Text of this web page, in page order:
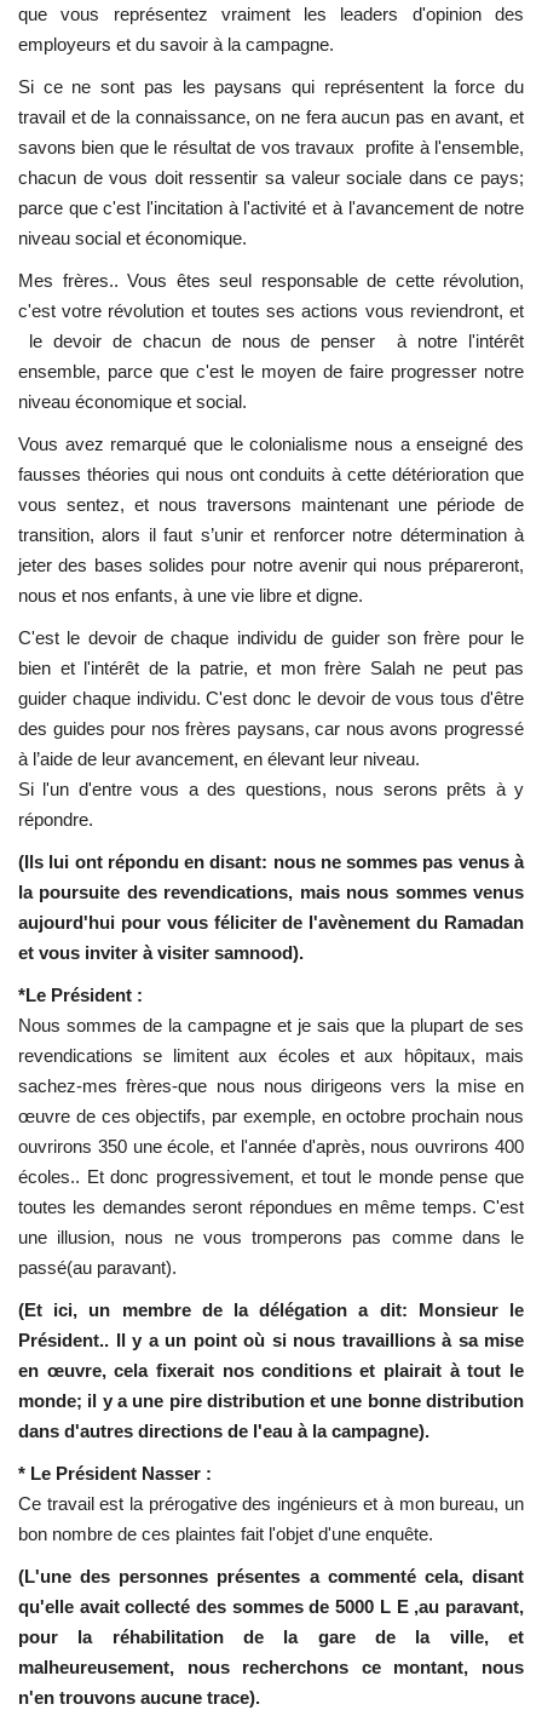
Le citoyen mondial
Documents
L'exposition
Références
Gallery
Nos Partenaires
opportunités
Language
English Swahili español
que vous représentez vraiment les leaders d'opinion des
employeurs et du savoir à la campagne.
Si ce ne sont pas les paysans qui représentent la force du
travail et de la connaissance, on ne fera aucun pas en avant, et
savons bien que le résultat de vos travaux profite à l'ensemble,
chacun de vous doit ressentir sa valeur sociale dans ce pays;
parce que c'est l'incitation à l'activité et à l'avancement de notre
niveau social et économique.
Mes frères.. Vous êtes seul responsable de cette révolution,
c'est votre révolution et toutes ses actions vous reviendront, et
le devoir de chacun de nous de penser à notre l'intérêt
ensemble, parce que c'est le moyen de faire progresser notre
niveau économique et social.
Vous avez remarqué que le colonialisme nous a enseigné des
fausses théories qui nous ont conduits à cette détérioration que
vous sentez, et nous traversons maintenant une période de
transition, alors il faut s’unir et renforcer notre détermination à
jeter des bases solides pour notre avenir qui nous prépareront,
nous et nos enfants, à une vie libre et digne.
C'est le devoir de chaque individu de guider son frère pour le
bien et l'intérêt de la patrie, et mon frère Salah ne peut pas
guider chaque individu. C'est donc le devoir de vous tous d'être
des guides pour nos frères paysans, car nous avons progressé
à l’aide de leur avancement, en élevant leur niveau.
Si l'un d'entre vous a des questions, nous serons prêts à y
répondre.
(Ils lui ont répondu en disant: nous ne sommes pas venus à
la poursuite des revendications, mais nous sommes venus
aujourd'hui pour vous féliciter de l'avènement du Ramadan
et vous inviter à visiter samnood).
*Le Président :
Nous sommes de la campagne et je sais que la plupart de ses
revendications se limitent aux écoles et aux hôpitaux, mais
sachez-mes frères-que nous nous dirigeons vers la mise en
œuvre de ces objectifs, par exemple, en octobre prochain nous
ouvrirons 350 une école, et l'année d'après, nous ouvrirons 400
écoles.. Et donc progressivement, et tout le monde pense que
toutes les demandes seront répondues en même temps. C'est
une illusion, nous ne vous tromperons pas comme dans le
passé(au paravant).
(Et ici, un membre de la délégation a dit: Monsieur le
Président.. Il y a un point où si nous travaillions à sa mise
en œuvre, cela fixerait nos conditions et plairait à tout le
monde; il y a une pire distribution et une bonne distribution
dans d'autres directions de l'eau à la campagne).
* Le Président Nasser :
Ce travail est la prérogative des ingénieurs et à mon bureau, un
bon nombre de ces plaintes fait l'objet d'une enquête.
(L'une des personnes présentes a commenté cela, disant
qu'elle avait collecté des sommes de 5000 L E ,au paravant,
pour la réhabilitation de la gare de la ville, et
malheureusement, nous recherchons ce montant, nous
n'en trouvons aucune trace).